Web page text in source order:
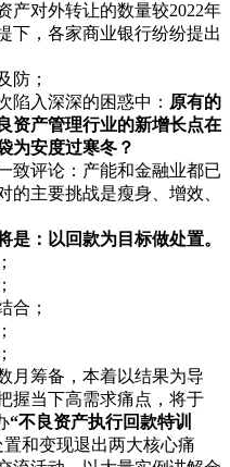
产对外转让的数量较2022年
下，各家商业银行纷纷提出
防；
陷入深深的困惑中： 原有的
资产管理行业的新增长点在
为安度过寒冬？
致评论：产能和金融业都已
的主要挑战是瘦身、增效、
是：以回款为目标做处置。
合；
月筹备，本着以结果为导
握当下高需求痛点，将于
“不良资产执行回款特训
和变现退出两大核心痛